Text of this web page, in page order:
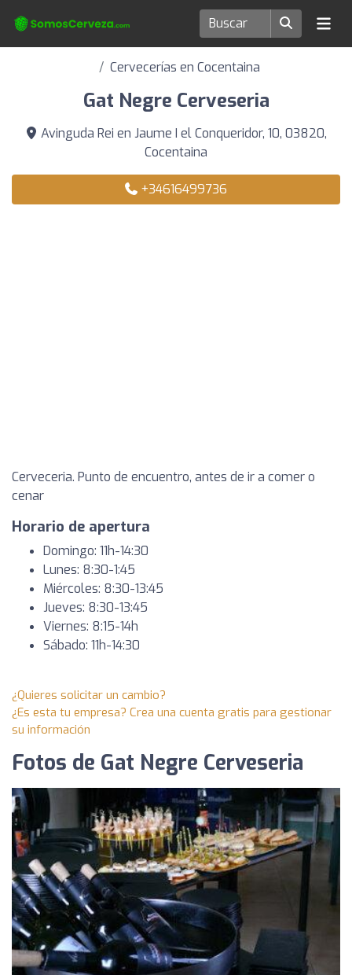
Cervecerías en Cocentaina
Gat Negre Cerveseria
Avinguda Rei en Jaume I el Conqueridor, 10, 03820,
Cocentaina
+34616499736
Cerveceria. Punto de encuentro, antes de ir a comer o
cenar
Horario de apertura
Domingo: 11h-14:30
Lunes: 8:30-1:45
Miércoles: 8:30-13:45
Jueves: 8:30-13:45
Viernes: 8:15-14h
Sábado: 11h-14:30
¿Quieres solicitar un cambio?
¿Es esta tu empresa? Crea una cuenta gratis para gestionar
su información
Fotos de Gat Negre Cerveseria